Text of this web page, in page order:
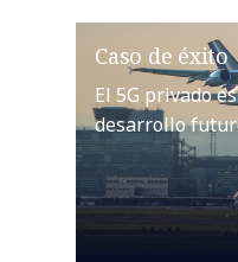
Caso de éxito
El 5G privado
desarrollo